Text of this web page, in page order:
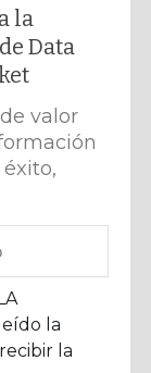
la
Data
valor
la
la